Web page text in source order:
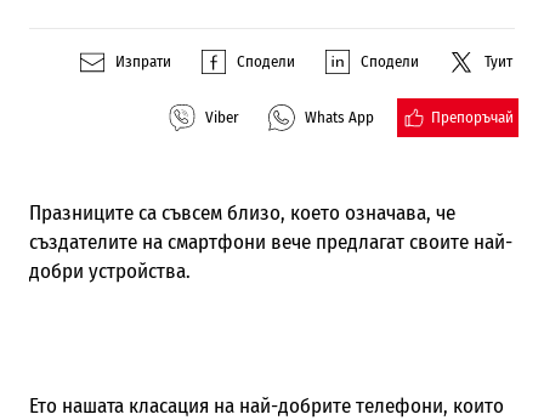
Изпрати Сподели Сподели Туит
Viber Whats App Препоръчай
Празниците са съвсем близо, което означава, че
създателите на смартфони вече предлагат своите най-
добри устройства.
Ето нашата класация на най-добрите телефони, които